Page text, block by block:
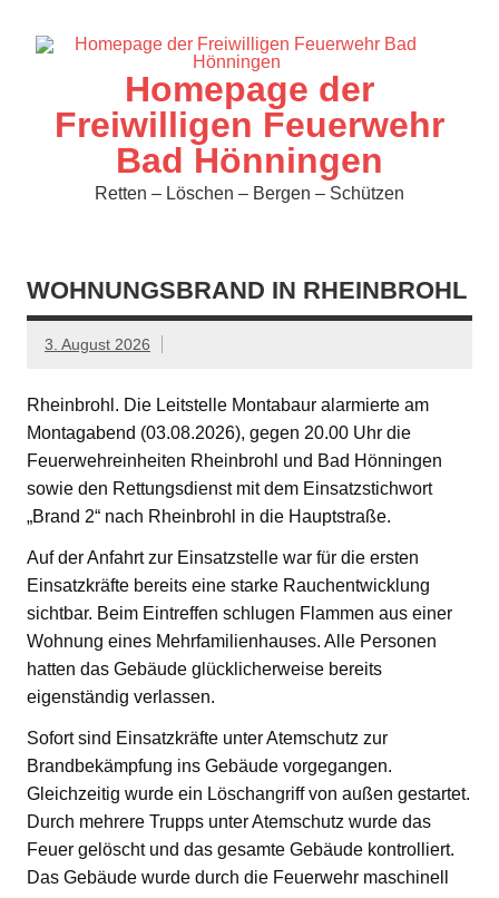
springen
Homepage der
Freiwilligen Feuerwehr
Bad Hönningen
Retten – Löschen – Bergen – Schützen
WOHNUNGSBRAND IN RHEINBROHL
3. August 2026
Rheinbrohl. Die Leitstelle Montabaur alarmierte am
Montagabend (03.08.2026), gegen 20.00 Uhr die
Feuerwehreinheiten Rheinbrohl und Bad Hönningen
sowie den Rettungsdienst mit dem Einsatzstichwort
„Brand 2“ nach Rheinbrohl in die Hauptstraße.
Auf der Anfahrt zur Einsatzstelle war für die ersten
Einsatzkräfte bereits eine starke Rauchentwicklung
sichtbar. Beim Eintreffen schlugen Flammen aus einer
Wohnung eines Mehrfamilienhauses. Alle Personen
hatten das Gebäude glücklicherweise bereits
eigenständig verlassen.
Sofort sind Einsatzkräfte unter Atemschutz zur
Brandbekämpfung ins Gebäude vorgegangen.
Gleichzeitig wurde ein Löschangriff von außen gestartet.
Durch mehrere Trupps unter Atemschutz wurde das
Feuer gelöscht und das gesamte Gebäude kontrolliert.
Das Gebäude wurde durch die Feuerwehr maschinell